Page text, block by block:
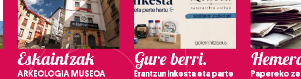
Eskaintzak
ARKEOLOGIA MUSEOA
Gure berri.
Erantzun inkesta eta parte
Papereko